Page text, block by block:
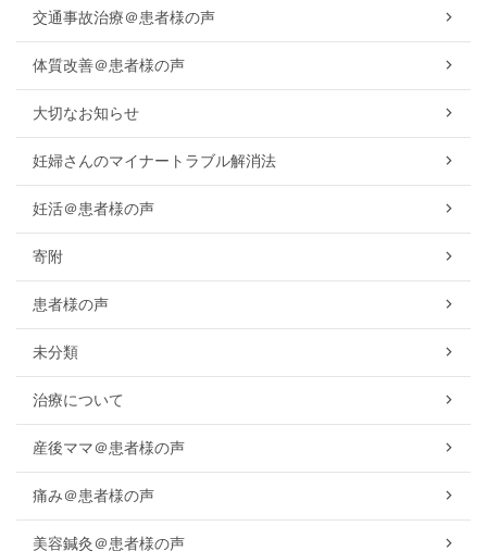
交通事故治療＠患者様の声
体質改善＠患者様の声
大切なお知らせ
妊婦さんのマイナートラブル解消法
妊活＠患者様の声
寄附
患者様の声
未分類
治療について
産後ママ＠患者様の声
痛み＠患者様の声
美容鍼灸＠患者様の声